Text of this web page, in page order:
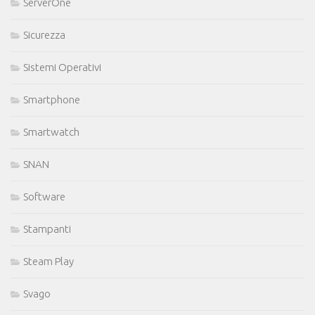
ServerOne
Sicurezza
Sistemi Operativi
Smartphone
Smartwatch
SNAN
Software
Stampanti
Steam Play
Svago